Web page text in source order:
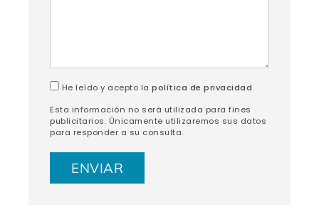
He leído y acepto la política de privacidad
Esta información no será utilizada para fines
publicitarios. Únicamente utilizaremos sus datos
para responder a su consulta.